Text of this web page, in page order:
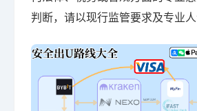
判断，请以现行监管要求及专业人